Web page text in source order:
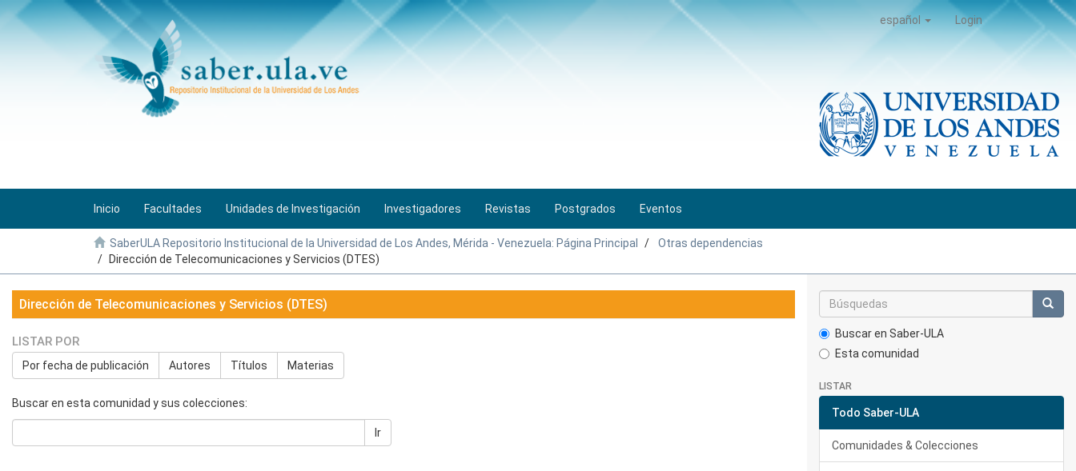
español Login
Inicio Facultades Unidades de Investigación Investigadores Revistas Postgrados Eventos
SaberULA Repositorio Institucional de la Universidad de Los Andes, Mérida - Venezuela: Página Principal
Otras dependencias
Dirección de Telecomunicaciones y Servicios (DTES)
Dirección de Telecomunicaciones y Servicios (DTES)
LISTAR POR
Por fecha de publicación Autores Títulos Materias
Buscar en esta comunidad y sus colecciones:
Ir
Buscar en Saber-ULA
Esta comunidad
LISTAR
Todo Saber-ULA
Comunidades & Colecciones